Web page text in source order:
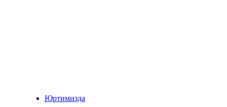
Юртимизда